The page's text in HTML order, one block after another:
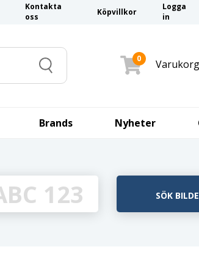
Kontakta
oss
Köpvillkor
Logga
in
Search
0
Brands Nyheter